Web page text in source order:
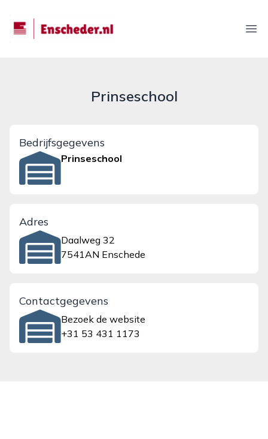
enscheder.nl
Prinseschool
Bedrijfsgegevens
Prinseschool
Adres
Daalweg 32
7541AN Enschede
Contactgegevens
Bezoek de website
+31 53 431 1173